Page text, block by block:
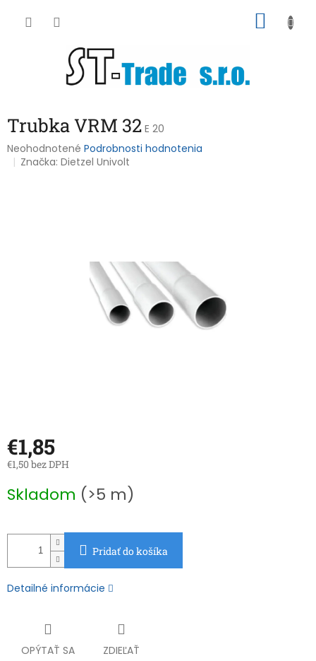
Trubka VRM 32 E 20
Priemerné
hodnotenie
Neohodnotené Podrobnosti hodnotenia
Značka:Dietzel Univolt
€1,85
€1,50 bez DPH
cena:
Skladom (>5 m)
Pridať do košíka
Detailné informácie
OPÝTAŤ SA ZDIEĽAŤ